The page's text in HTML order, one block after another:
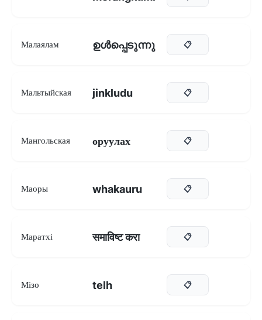
Малаялам ഉൾപ്പെടുന്നു 📋
Мальтыйская jinkludu 📋
Мангольская оруулах 📋
Маоры whakauru 📋
Маратхі समाविष्ट करा 📋
Мізо telh 📋